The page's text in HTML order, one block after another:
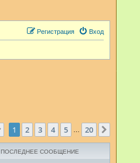
Вход
Регистрация
Страница1 из 20
1 2 3 4 5 20
ПОСЛЕДНЕЕ СООБЩЕНИЕ